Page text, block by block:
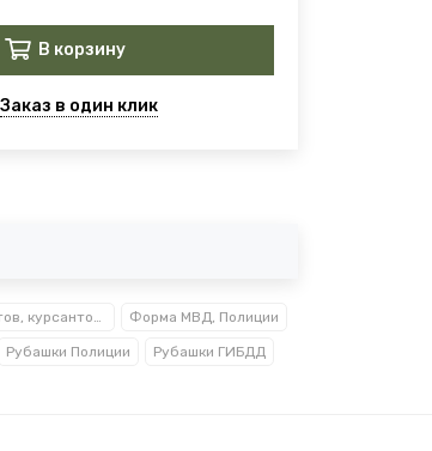
В корзину
Заказ в один клик
Форма МВД, Полиции
Рубашки Полиции Рубашки ГИБДД